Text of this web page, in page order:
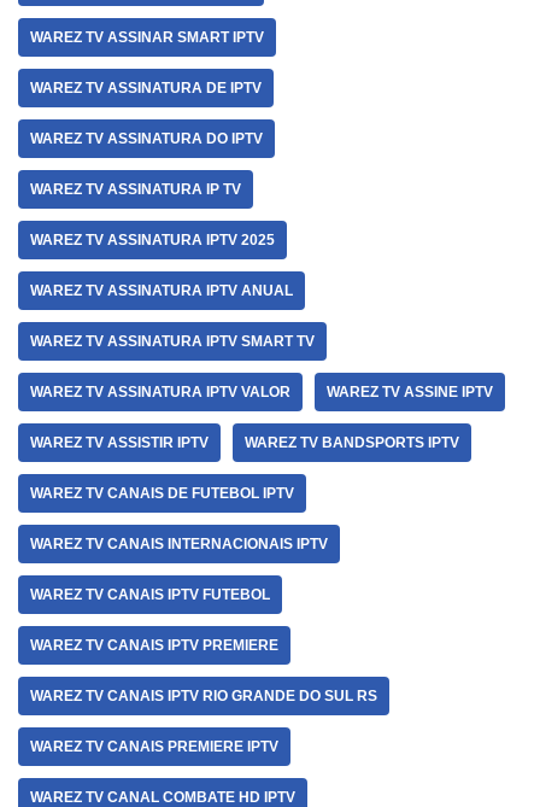
WAREZ TV ASSINAR SMART IPTV
WAREZ TV ASSINATURA DE IPTV
WAREZ TV ASSINATURA DO IPTV
WAREZ TV ASSINATURA IP TV
WAREZ TV ASSINATURA IPTV 2025
WAREZ TV ASSINATURA IPTV ANUAL
WAREZ TV ASSINATURA IPTV SMART TV
WAREZ TV ASSINATURA IPTV VALOR WAREZ TV ASSINE IPTV
WAREZ TV ASSISTIR IPTV WAREZ TV BANDSPORTS IPTV
WAREZ TV CANAIS DE FUTEBOL IPTV
WAREZ TV CANAIS INTERNACIONAIS IPTV
WAREZ TV CANAIS IPTV FUTEBOL
WAREZ TV CANAIS IPTV PREMIERE
WAREZ TV CANAIS IPTV RIO GRANDE DO SUL RS
WAREZ TV CANAIS PREMIERE IPTV
WAREZ TV CANAL COMBATE HD IPTV